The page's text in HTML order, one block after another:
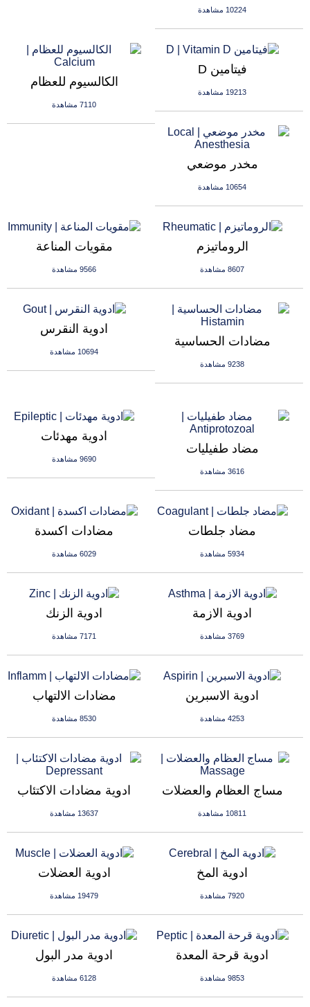
10224 مشاهدة
الكالسيوم للعظام
7110 مشاهدة
فيتامين D
19213 مشاهدة
مخدر موضعي
10654 مشاهدة
مقويات المناعة
9566 مشاهدة
الروماتيزم
8607 مشاهدة
ادوية النقرس
10694 مشاهدة
مضادات الحساسية
9238 مشاهدة
ادوية مهدئات
9690 مشاهدة
مضاد طفيليات
3616 مشاهدة
مضادات اكسدة
6029 مشاهدة
مضاد جلطات
5934 مشاهدة
ادوية الزنك
7171 مشاهدة
ادوية الازمة
3769 مشاهدة
مضادات الالتهاب
8530 مشاهدة
ادوية الاسبرين
4253 مشاهدة
ادوية مضادات الاكتئاب
13637 مشاهدة
مساج العظام والعضلات
10811 مشاهدة
ادوية العضلات
19479 مشاهدة
ادوية المخ
7920 مشاهدة
ادوية مدر البول
6128 مشاهدة
ادوية قرحة المعدة
9853 مشاهدة